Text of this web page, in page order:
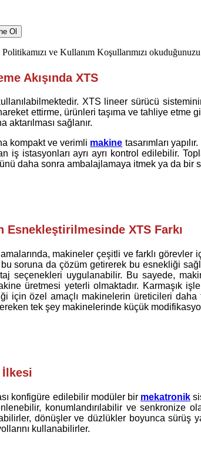
ve Kullanım Koşullarımızı
Akışında XTS
XTS lineer sürücü
ettirme, ürünleri taşıma ve tahliye etme
sağlanır.
kompakt ve verimli makine tasarımları
iş istasyonları ayrı ayrı kontrol edilebilir.
daha sonra ambalajlamaya itmek ya da bir
Esnekleştirilmesinde XTS Farkı
makineler çeşitli ve farklı
soruna da çözüm getirerek bu esnekliği
seçenekleri uygulanabilir. Bu sayede,
üretmesi yeterli olmaktadır. Karmaşık
için özel amaçlı makinelerin üreticileri
tek şey makinelerinde küçük
İlkesi
konfigüre edilebilir modüler bir mekatronik
konumlandırılabilir ve
dönüşler ve düzlükler boyunca sürüş
kullanabilirler.